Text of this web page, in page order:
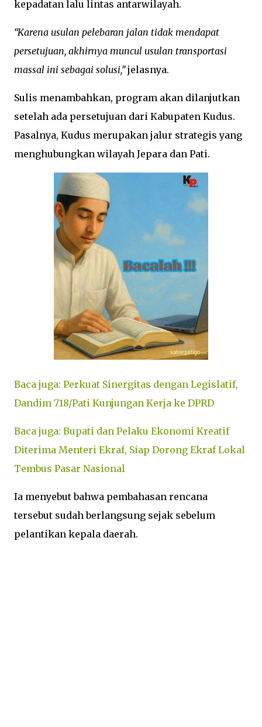
kepadatan lalu lintas antarwilayah.
“Karena usulan pelebaran jalan tidak mendapat
persetujuan, akhirnya muncul usulan transportasi
massal ini sebagai solusi,”jelasnya.
Sulis menambahkan, program akan dilanjutkan
setelah ada persetujuan dari Kabupaten Kudus.
Pasalnya, Kudus merupakan jalur strategis yang
menghubungkan wilayah Jepara dan Pati.
Baca juga: Perkuat Sinergitas dengan Legislatif,
Dandim 718/Pati Kunjungan Kerja ke DPRD
Baca juga: Bupati dan Pelaku Ekonomi Kreatif
Diterima Menteri Ekraf, Siap Dorong Ekraf Lokal
Tembus Pasar Nasional
Ia menyebut bahwa pembahasan rencana
tersebut sudah berlangsung sejak sebelum
pelantikan kepala daerah.